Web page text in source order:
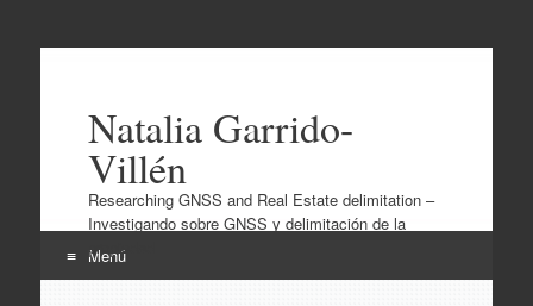
Natalia Garrido-
Villén
Researching GNSS and Real Estate delimitation –
Investigando sobre GNSS y delimitación de la
propiedad
Menú